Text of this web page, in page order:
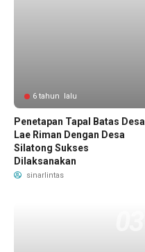
6 tahun lalu
Penetapan Tapal Batas Desa
Lae Riman Dengan Desa
Silatong Sukses
Dilaksanakan
sinarlintas